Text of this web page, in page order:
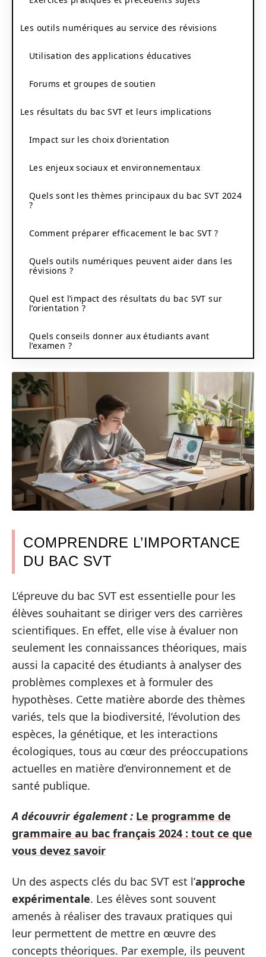
Les outils numériques au service des révisions
Utilisation des applications éducatives
Forums et groupes de soutien
Les résultats du bac SVT et leurs implications
Impact sur les choix d’orientation
Les enjeux sociaux et environnementaux
Quels sont les thèmes principaux du bac SVT 2024
?
Comment préparer efficacement le bac SVT ?
Quels outils numériques peuvent aider dans les
révisions ?
Quel est l’impact des résultats du bac SVT sur
l’orientation ?
Quels conseils donner aux étudiants avant
l’examen ?
COMPRENDRE L’IMPORTANCE
DU BAC SVT
L’épreuve du bac SVT est essentielle pour les
élèves souhaitant se diriger vers des carrières
scientifiques. En effet, elle vise à évaluer non
seulement les connaissances théoriques, mais
aussi la capacité des étudiants à analyser des
problèmes complexes et à formuler des
hypothèses. Cette matière aborde des thèmes
variés, tels que la biodiversité, l’évolution des
espèces, la génétique, et les interactions
écologiques, tous au cœur des préoccupations
actuelles en matière d’environnement et de
santé publique.
A découvrir également : Le programme de
grammaire au bac français 2024 : tout ce que
vous devez savoir
Un des aspects clés du bac SVT est l’approche
expérimentale. Les élèves sont souvent
amenés à réaliser des travaux pratiques qui
leur permettent de mettre en œuvre des
concepts théoriques. Par exemple, ils peuvent